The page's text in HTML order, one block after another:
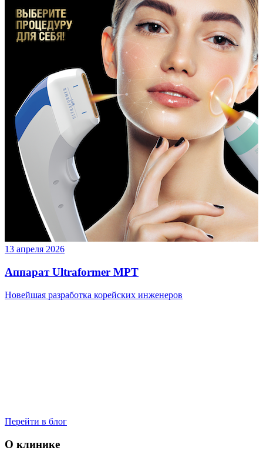
13 апреля 2026
Аппарат Ultraformer MPT
Новейшая разработка корейских инженеров
Перейти в блог
О клинике